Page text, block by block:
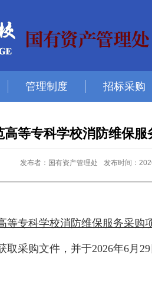
管理制度 招标采购
高等专科学校消防维保
发布者：国有资产管理处 发布时间：
等专科学校消防维保服务采购
取采购文件，并于2026年6月